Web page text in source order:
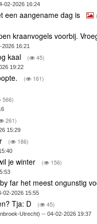
02-2026 16:24
een aangename dag is (
kraanvogels voorbij.
2026 16:21
kaal ( 45)
19:22
( 161)
566)
261)
15:29
( 186)
je winter ( 156)
far het meest ongunstig
02-2026 15:55
Tja: D ( 45)
Utrecht) -- 04-02-2026 19:37